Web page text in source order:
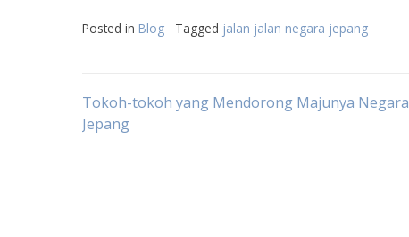
Posted in Blog Tagged jalan jalan negara jepang
Post
Tokoh-tokoh yang Mendorong Majunya Negara
Jepang